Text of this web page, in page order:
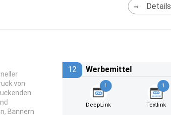
Details
von
Bannern
12 Werbemittel
1
DeepLink
1
Textlink